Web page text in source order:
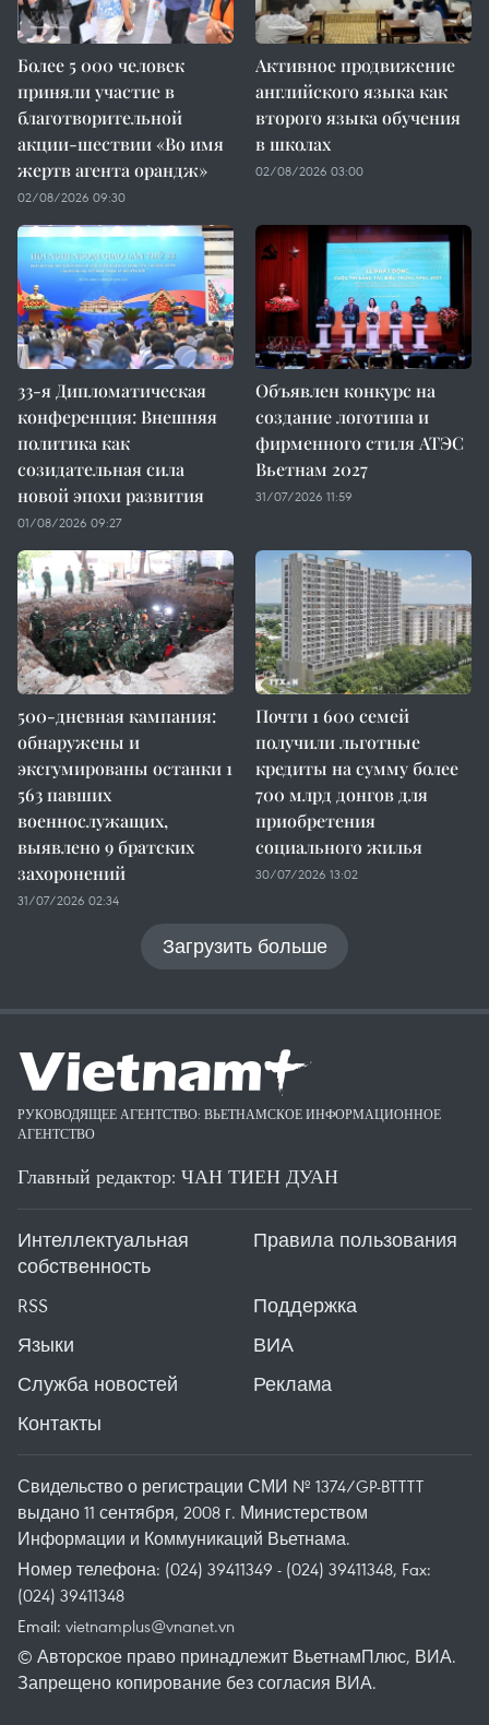
Более 5 000 человек
приняли участие в
благотворительной
акции-шествии «Во имя
жертв агента орандж»
02/08/2026 09:30
Активное продвижение
английского языка как
второго языка обучения
в школах
02/08/2026 03:00
33-я Дипломатическая
конференция: Внешняя
политика как
созидательная сила
новой эпохи развития
01/08/2026 09:27
Объявлен конкурс на
создание логотипа и
фирменного стиля АТЭС
Вьетнам 2027
31/07/2026 11:59
500-дневная кампания:
обнаружены и
эксгумированы останки 1
563 павших
военнослужащих,
выявлено 9 братских
захоронений
31/07/2026 02:34
Почти 1 600 семей
получили льготные
кредиты на сумму более
700 млрд донгов для
приобретения
социального жилья
30/07/2026 13:02
Загрузить больше
РУКОВОДЯЩЕЕ АГЕНТСТВО: ВЬЕТНАМСКОЕ ИНФОРМАЦИОННОЕ
АГЕНТСТВО
Главный редактор: ЧАН ТИЕН ДУАН
Интеллектуальная
собственность
Правила пользования
RSS
Поддержка
Языки
ВИА
Служба новостей
Реклама
Контакты
Свидельство о регистрации СМИ № 1374/GP-BTTTT
выдано 11 сентября, 2008 г. Министерством
Информации и Коммуникаций Вьетнама.
Номер телефона: (024) 39411349 - (024) 39411348, Fax:
(024) 39411348
Email: vietnamplus@vnanet.vn
© Авторское право принадлежит ВьетнамПлюс, ВИА.
Запрещено копирование без согласия ВИА.